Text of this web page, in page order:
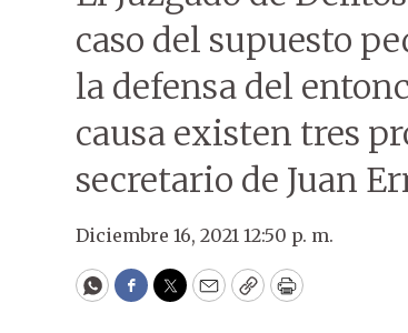
caso del supuesto
la defensa del
causa existen tres
secretario de Juan
Diciembre 16, 2021 12:50 p. m.
WhatsApp
Facebook
Twitter
EmailCopyPrint